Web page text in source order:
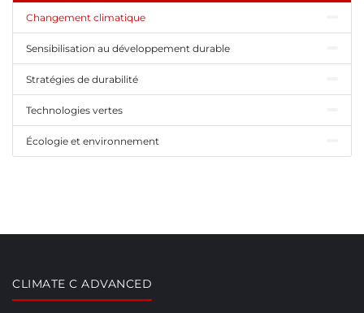
Changement climatique
Sensibilisation au développement durable
Stratégies de durabilité
Technologies vertes
Écologie et environnement
CLIMATE C ADVANCED